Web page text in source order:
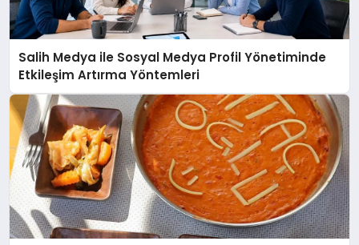
Salih Medya ile Sosyal Medya Profil Yönetiminde
Etkileşim Artırma Yöntemleri